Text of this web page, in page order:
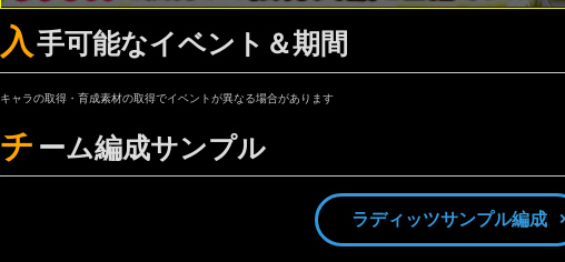
入 手可能なイベント＆期間
キャラの取得・育成素材の取得でイベントが異なる場合があります
チ ーム編成サンプル
ラディッツサンプル編成